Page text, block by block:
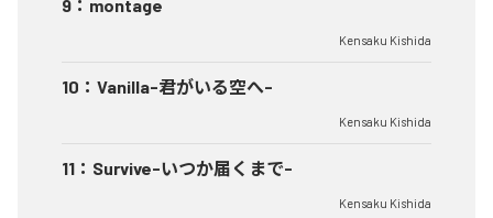
9 ： montage
Kensaku Kishida
10 ： Vanilla-君がいる空へ-
Kensaku Kishida
11 ： Survive-いつか届くまで-
Kensaku Kishida